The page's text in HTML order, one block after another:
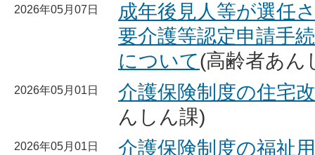
2026年05月07日
成年後見人等が選任
要介護等認定申請手
について(高齢者あん
2026年05月01日
介護保険制度の住宅
んしん課)
2026年05月01日
介護保険制度の福祉